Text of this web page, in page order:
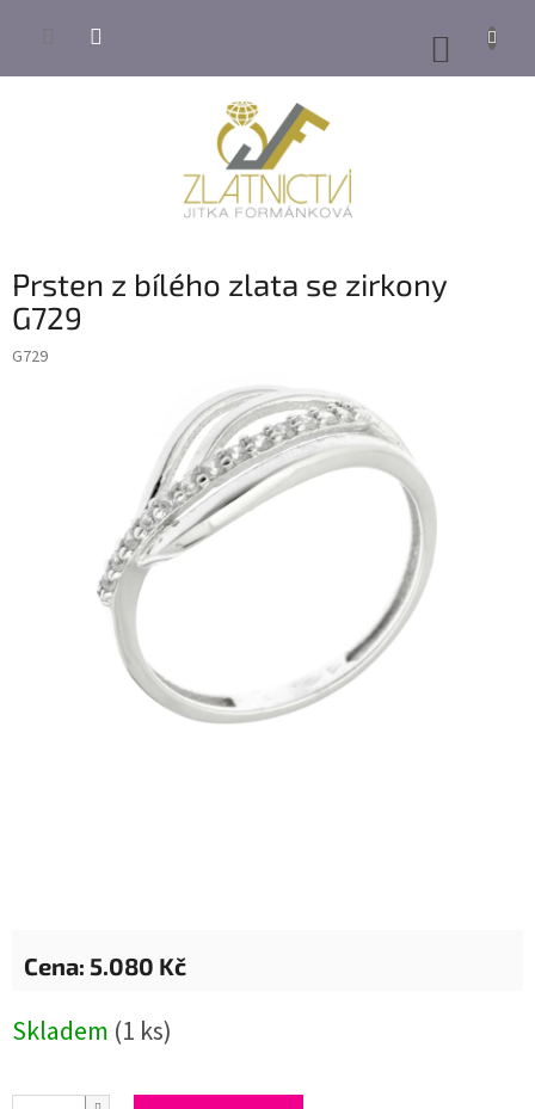
KOŠÍK
Prsten z bílého zlata se zirkony
G729
G729
5.080 Kč
cena:
Skladem (1 ks)